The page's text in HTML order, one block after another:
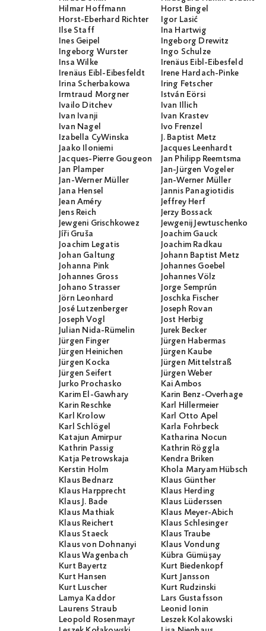
Hilmar Hoffmann
Horst Bingel
Horst-Eberhard Richter
Igor Lasić
Ilse Staff
Ina Hartwig
Ines Geipel
Ingeborg Drewitz
Ingeborg Wurster
Ingo Schulze
Insa Wilke
Irenäus Eibl-Eibesfeld
Irenäus Eibl-Eibesfeldt
Irene Hardach-Pinke
Irina Scherbakowa
Iring Fetscher
Irmtraud Morgner
István Eörsi
Ivailo Ditchev
Ivan Illich
Ivan Ivanji
Ivan Krastev
Ivan Nagel
Ivo Frenzel
Izabella CyWinska
J. Baptist Metz
Jaako Iloniemi
Jacques Leenhardt
Jacques-Pierre Gougeon
Jan Philipp Reemtsma
Jan Plamper
Jan-Jürgen Vogeler
Jan-Werner Müller
Jan-Werner Müller
Jana Hensel
Jannis Panagiotidis
Jean Améry
Jeffrey Herf
Jens Reich
Jerzy Bossack
Jewgeni Grischkowez
Jewgenij Jewtuschenko
Jíři Gruša
Joachim Gauck
Joachim Legatis
Joachim Radkau
Johan Galtung
Johann Baptist Metz
Johanna Pink
Johannes Goebel
Johannes Gross
Johannes Völz
Johano Strasser
Jorge Semprún
Jörn Leonhard
Joschka Fischer
José Lutzenberger
Joseph Rovan
Joseph Vogl
Jost Herbig
Julian Nida-Rümelin
Jurek Becker
Jürgen Finger
Jürgen Habermas
Jürgen Heinichen
Jürgen Kaube
Jürgen Kocka
Jürgen Mittelstraß
Jürgen Seifert
Jürgen Weber
Jurko Prochasko
Kai Ambos
Karim El-Gawhary
Karin Benz-Overhage
Karin Reschke
Karl Hillermeier
Karl Krolow
Karl Otto Apel
Karl Schlögel
Karla Fohrbeck
Katajun Amirpur
Katharina Nocun
Kathrin Passig
Kathrin Röggla
Katja Petrowskaja
Kendra Briken
Kerstin Holm
Khola Maryam Hübsch
Klaus Bednarz
Klaus Günther
Klaus Harpprecht
Klaus Herding
Klaus J. Bade
Klaus Lüderssen
Klaus Mathiak
Klaus Meyer-Abich
Klaus Reichert
Klaus Schlesinger
Klaus Staeck
Klaus Traube
Klaus von Dohnanyi
Klaus Vondung
Klaus Wagenbach
Kübra Gümüşay
Kurt Bayertz
Kurt Biedenkopf
Kurt Hansen
Kurt Jansson
Kurt Luscher
Kurt Rudzinski
Lamya Kaddor
Lars Gustafsson
Laurens Straub
Leonid Ionin
Leopold Rosenmayr
Leszek Kolakowski